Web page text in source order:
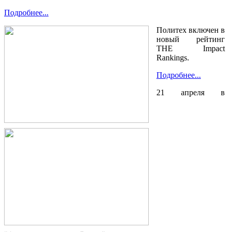
Подробнее...
Политех включен в
новый рейтинг
THE Impact
Rankings.
Подробнее...
21 апреля в